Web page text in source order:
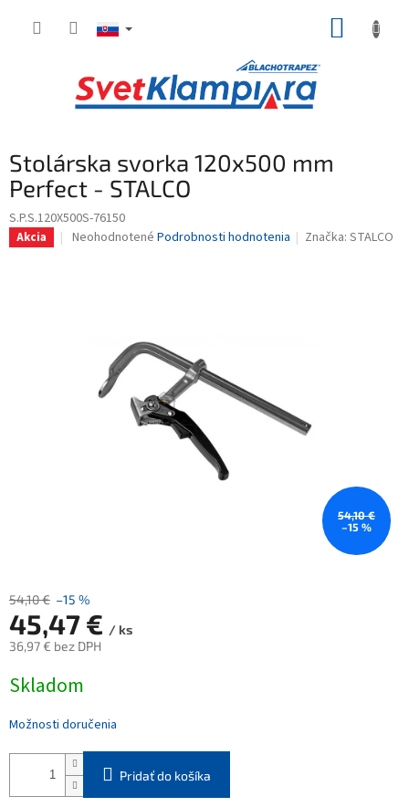
Stolárska svorka 120x500 mm
Perfect - STALCO
S.P.S.120X500S-76150
Akcia
Priemerné
hviezdičiek.
Neohodnotené Podrobnosti hodnotenia Značka:STALCO
54,10 €
–15 %
54,10 € –15 %
45,47 € / ks
36,97 € bez DPH
cena:
Skladom
Možnosti doručenia
Pridať do košíka